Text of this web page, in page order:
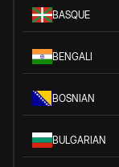
BASQUE
BENGALI
BOSNIAN
BULGARIAN